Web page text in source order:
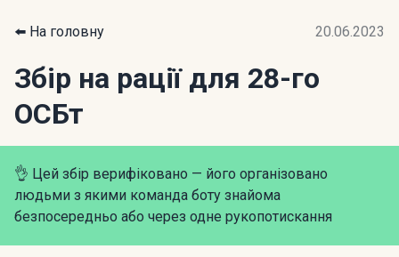
⬅️ На головну 20.06.2023
Збір на рації для 28-го
ОСБт
👌 Цей збір верифіковано — його організовано
людьми з якими команда боту знайома
безпосередньо або через одне рукопотискання